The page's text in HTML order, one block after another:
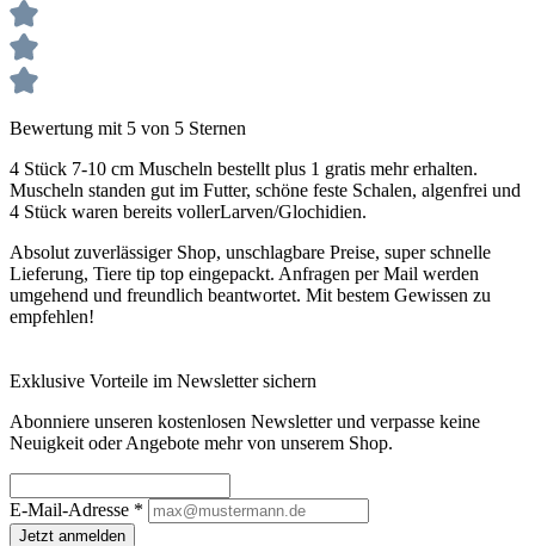
Bewertung mit 5 von 5 Sternen
4 Stück 7-10 cm Muscheln bestellt plus 1 gratis mehr erhalten.
Muscheln standen gut im Futter, schöne feste Schalen, algenfrei und
4 Stück waren bereits vollerLarven/Glochidien.
Absolut zuverlässiger Shop, unschlagbare Preise, super schnelle
Lieferung, Tiere tip top eingepackt. Anfragen per Mail werden
umgehend und freundlich beantwortet. Mit bestem Gewissen zu
empfehlen!
Exklusive Vorteile im Newsletter sichern
Abonniere unseren kostenlosen Newsletter und verpasse keine
Neuigkeit oder Angebote mehr von unserem Shop.
E-Mail-Adresse *
Jetzt anmelden